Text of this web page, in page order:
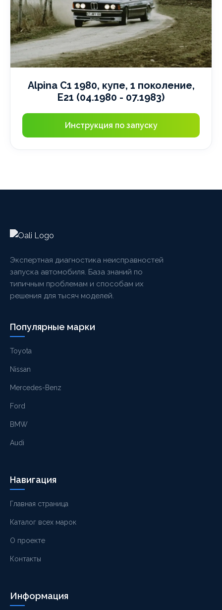
Alpina C1 1980, купе, 1 поколение,
E21 (04.1980 - 07.1983)
Инструкция по запуску
Экспертная диагностика неисправностей
запуска автомобиля. База знаний по
типичным проблемам и способам их
решения для тысяч моделей.
Популярные марки
Toyota
Nissan
Mercedes-Benz
Ford
BMW
Audi
Навигация
Главная страница
Каталог всех марок
О проекте
Контакты
Информация